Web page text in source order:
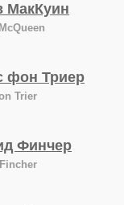
МакКуин
фон Триер
Trier
Финчер